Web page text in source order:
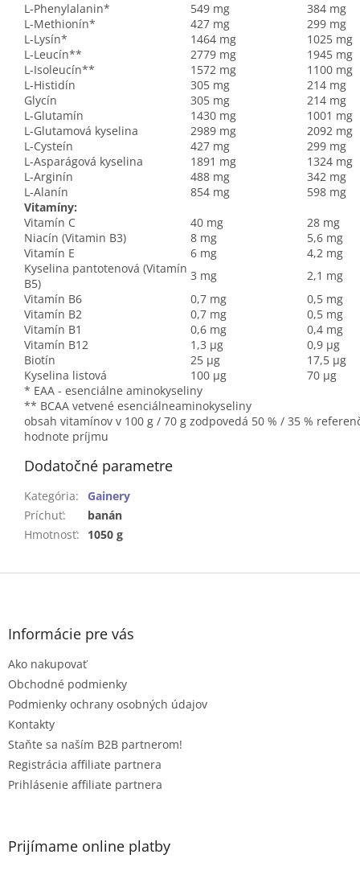
L-Phenylalanin*
549 mg
384 mg
L-Methionín*
427 mg
299 mg
L-Lysín*
1464 mg
1025 mg
L-Leucín**
2779 mg
1945 mg
L-Isoleucín**
1572 mg
1100 mg
L-Histidín
305 mg
214 mg
Glycín
305 mg
214 mg
L-Glutamín
1430 mg
1001 mg
L-Glutamová kyselina
2989 mg
2092 mg
L-Cysteín
427 mg
299 mg
L-Asparágová kyselina
1891 mg
1324 mg
L-Arginín
488 mg
342 mg
L-Alanín
854 mg
598 mg
Vitamíny:
Vitamín C
40 mg
28 mg
Niacín (Vitamin B3)
8 mg
5,6 mg
Vitamín E
6 mg
4,2 mg
Kyselina pantotenová (Vitamín
B5)
3 mg
2,1 mg
Vitamín B6
0,7 mg
0,5 mg
Vitamín B2
0,7 mg
0,5 mg
Vitamín B1
0,6 mg
0,4 mg
Vitamín B12
1,3 µg
0,9 µg
Biotín
25 μg
17,5 μg
Kyselina listová
100 µg
70 µg
* EAA - esenciálne aminokyseliny
** BCAA vetvené esenciálneaminokyseliny
obsah vitamínov v 100 g / 70 g zodpovedá 50 % / 35 %
hodnote príjmu
Dodatočné parametre
Kategória:
Gainery
Príchuť:
banán
Hmotnosť: 1050 g
Z
Informácie pre vás
Ako nakupovať
Obchodné podmienky
Podmienky ochrany osobných údajov
Kontakty
Staňte sa naším B2B partnerom!
Registrácia affiliate partnera
Prihlásenie affiliate partnera
Prijímame online platby